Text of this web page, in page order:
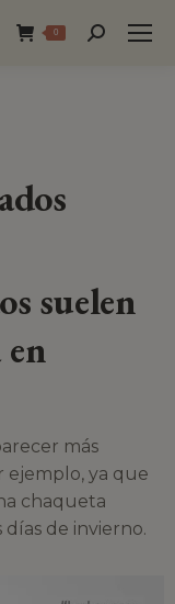
0
suelen
más
ejemplo, ya que
chaqueta
de invierno.